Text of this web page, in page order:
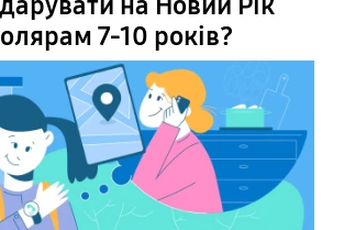
7-10 років?